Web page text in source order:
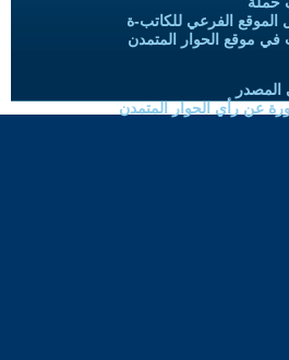
الموقع الفرعي للكاتب-ة
في موقع الحوار المتمدن
المصدر
عن رأي الحوار المتمدن